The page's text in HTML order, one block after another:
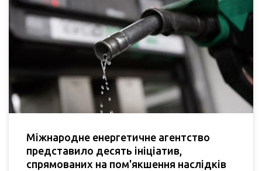
Міжнародне енергетичне агентство
представило десять ініціатив,
спрямованих на пом'якшення наслідків